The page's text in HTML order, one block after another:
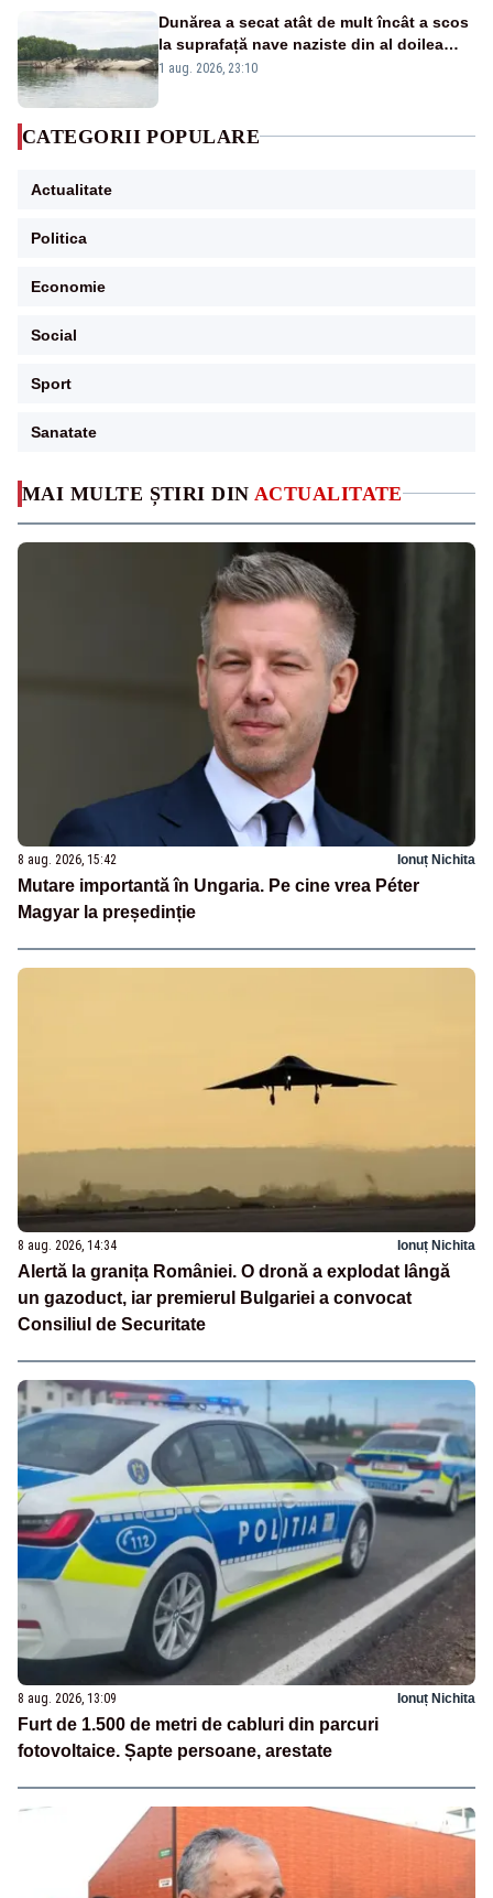
MAI MULTE ȘTIRI DIN ACTUALITATE
8 aug. 2026, 15:42 Ionuț Nichita
Mutare importantă în Ungaria. Pe cine vrea Péter
Magyar la președinție
8 aug. 2026, 14:34 Ionuț Nichita
Alertă la granița României. O dronă a explodat lângă
un gazoduct, iar premierul Bulgariei a convocat
Consiliul de Securitate
8 aug. 2026, 13:09 Ionuț Nichita
Furt de 1.500 de metri de cabluri din parcuri
fotovoltaice. Șapte persoane, arestate
Dunărea a secat atât de mult încât a scos
la suprafață nave naziste din al doilea
război mondial
1 aug. 2026, 23:10
CATEGORII POPULARE
Actualitate
Politica
Economie
Social
Sport
Sanatate